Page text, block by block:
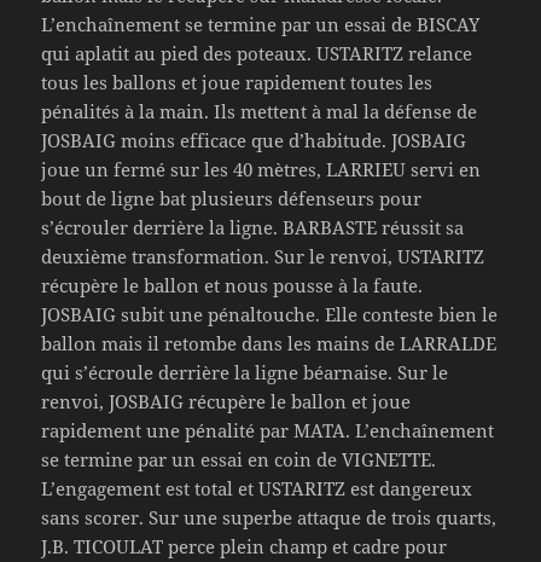
L’enchaînement se termine par un essai de BISCAY
qui aplatit au pied des poteaux. USTARITZ relance
tous les ballons et joue rapidement toutes les
pénalités à la main. Ils mettent à mal la défense de
JOSBAIG moins efficace que d’habitude. JOSBAIG
joue un fermé sur les 40 mètres, LARRIEU servi en
bout de ligne bat plusieurs défenseurs pour
s’écrouler derrière la ligne. BARBASTE réussit sa
deuxième transformation. Sur le renvoi, USTARITZ
récupère le ballon et nous pousse à la faute.
JOSBAIG subit une pénaltouche. Elle conteste bien le
ballon mais il retombe dans les mains de LARRALDE
qui s’écroule derrière la ligne béarnaise. Sur le
renvoi, JOSBAIG récupère le ballon et joue
rapidement une pénalité par MATA. L’enchaînement
se termine par un essai en coin de VIGNETTE.
L’engagement est total et USTARITZ est dangereux
sans scorer. Sur une superbe attaque de trois quarts,
J.B. TICOULAT perce plein champ et cadre pour